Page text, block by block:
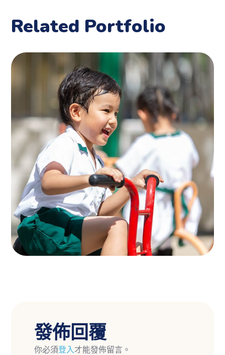
Related Portfolio
發佈回覆
你必須登入才能發佈留言。